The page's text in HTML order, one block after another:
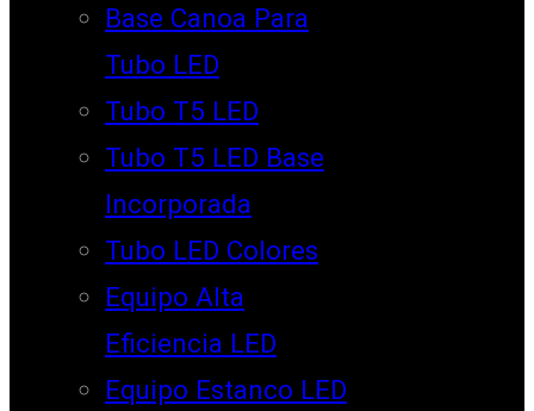
Base Canoa Para
Tubo LED
Tubo T5 LED
Tubo T5 LED Base
Incorporada
Tubo LED Colores
Equipo Alta
Eficiencia LED
Equipo Estanco LED